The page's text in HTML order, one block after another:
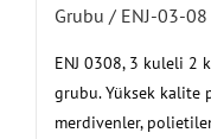
Grubu / ENJ-03-08
ENJ 0308, 3 kuleli 2
grubu. Yüksek kalite
merdivenler,